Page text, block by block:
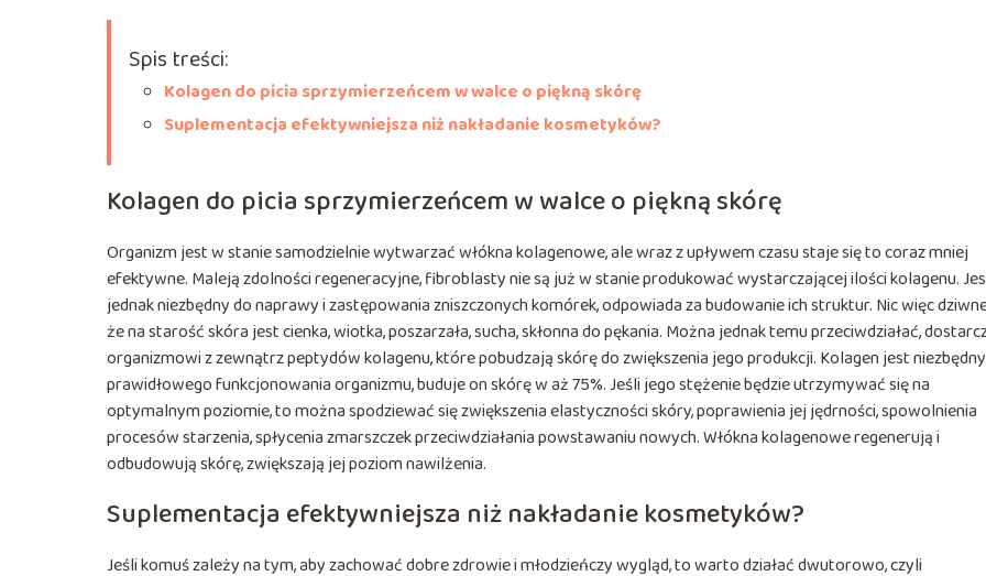
Spis treści:
Kolagen do picia sprzymierzeńcem w walce o piękną skórę
Suplementacja efektywniejsza niż nakładanie kosmetyków?
Kolagen do picia sprzymierzeńcem w walce o piękną skórę
Organizm jest w stanie samodzielnie wytwarzać włókna kolagenowe, ale wraz z upływem czasu staje się to coraz mniej
efektywne. Maleją zdolności regeneracyjne, fibroblasty nie są już w stanie produkować wystarczającej ilości kolagenu.
jednak niezbędny do naprawy i zastępowania zniszczonych komórek, odpowiada za budowanie ich struktur. Nic więc
że na starość skóra jest cienka, wiotka, poszarzała, sucha, skłonna do pękania. Można jednak temu przeciwdziałać,
organizmowi z zewnątrz peptydów kolagenu, które pobudzają skórę do zwiększenia jego produkcji. Kolagen jest
prawidłowego funkcjonowania organizmu, buduje on skórę w aż 75%. Jeśli jego stężenie będzie utrzymywać się na
optymalnym poziomie, to można spodziewać się zwiększenia elastyczności skóry, poprawienia jej jędrności, spowolnienia
procesów starzenia, spłycenia zmarszczek przeciwdziałania powstawaniu nowych. Włókna kolagenowe regenerują i
odbudowują skórę, zwiększają jej poziom nawilżenia.
Suplementacja efektywniejsza niż nakładanie kosmetyków?
Jeśli komuś zależy na tym, aby zachować dobre zdrowie i młodzieńczy wygląd, to warto działać dwutorowo, czyli